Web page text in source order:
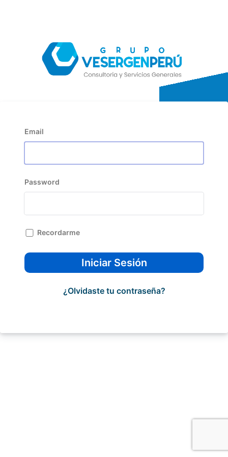
Email
Password
Recordarme
Iniciar Sesión
¿Olvidaste tu contraseña?